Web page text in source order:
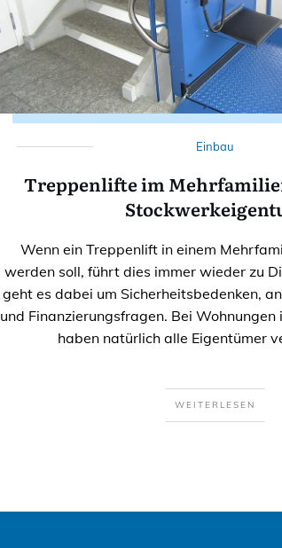
Einbau
Treppenlifte im
Wenn ein Treppenlift in einem
werden soll, führt dies immer wieder zu
geht es dabei um Sicherheitsbedenken,
und Finanzierungsfragen. Bei
haben natürlich alle Eigentümer
WEITERLESEN